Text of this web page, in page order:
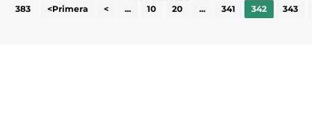
383
<Primera < ... 10 20 ... 341 342 343